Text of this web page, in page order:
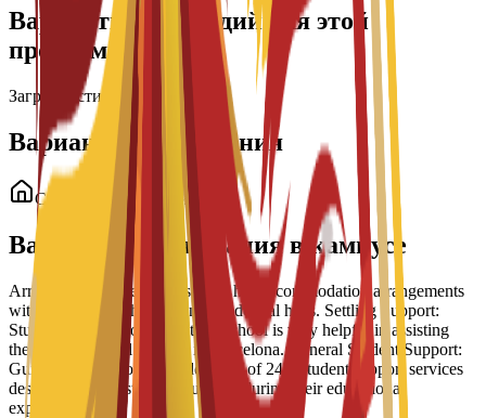
Варианты стипендий для этой
программы
Загрузка стипендий...
Варианты проживания
Студенческое проживание
Варианты проживания в кампусе
Arrangement Types: The school has accommodation arrangements
with a number of hostels and residential halls. Settling Support:
Students have reported that the school is very helpful in assisting
them to settle well into life in Barcelona. General Student Support:
Guidance is part of a broader suite of 24/7 student support services
designed to help students succeed during their educational
experience.